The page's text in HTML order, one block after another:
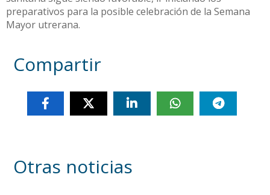
preparativos para la posible celebración de la Semana
Mayor utrerana.
Compartir
Otras noticias